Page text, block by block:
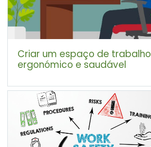
Criar um espaço de trabalho
ergonómico e saudável